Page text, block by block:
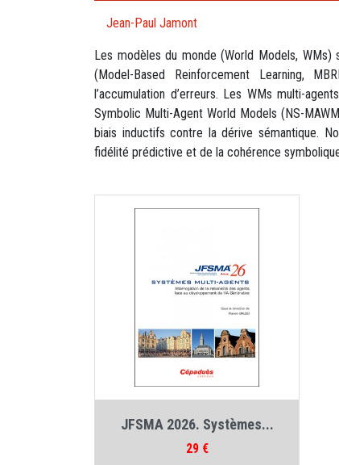
Jean-Paul Jamont
Les modèles du monde (World Models,
(Model-Based Reinforcement Learning,
l’accumulation d’erreurs. Les WMs multi-
Symbolic Multi-Agent World Models (NS-
biais inductifs contre la dérive sémantique.
fidélité prédictive et de la cohérence
JFSMA 2026. Systèmes...
Prix
29 €